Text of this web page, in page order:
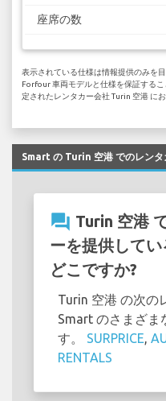
座席の数
表示されている仕様は情報提供のみを
Forfour 車両モデルと仕様を保証する
定されたレンタカー会社 Turin 空港 に
Smart の Turin 空港 でのレンタ
question_answer Turin 空港
ーを提供して
どこですか?
Turin 空港 の次の
Smart のさまざま
す。 SURPRICE
RENTALS